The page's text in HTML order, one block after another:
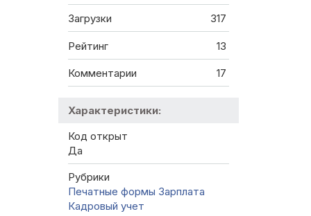
Загрузки 317
Рейтинг 13
Комментарии 17
Характеристики:
Код открыт
Да
Рубрики
Печатные формы Зарплата
Кадровый учет